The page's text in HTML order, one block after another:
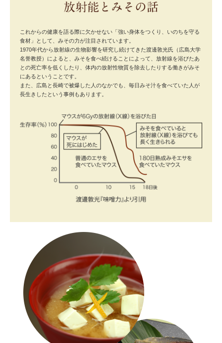
これからの健康を語る際に欠かせない「強い身体をつくり、いのちを守る
食材」として、みその力が注目されています。
1970年代から放射線の生物影響を研究し続けてきた渡邊敦光氏（広島大学
名誉教授）によると、みそを食べ続けることによって、放射線を浴びたあ
との死亡率を低くしたり、体内の放射性物質を除去したりする働きがみそ
にあるということです。
また、広島と長崎で被爆した人のなかでも、毎日みそ汁を食べていた人が
長生きしたという事例もあります。